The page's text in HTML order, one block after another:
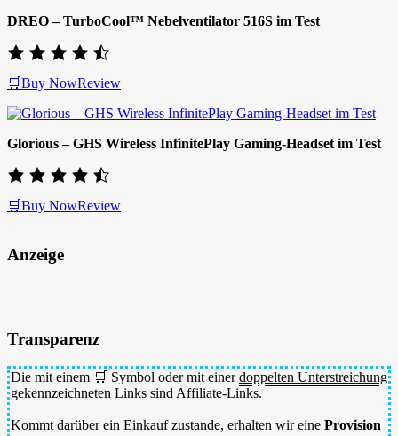
DREO – TurboCool™ Nebelventilator 516S im Test
🛒Buy NowReview
Glorious – GHS Wireless InfinitePlay Gaming-Headset im Test
🛒Buy NowReview
Anzeige
Transparenz
Die mit einem 🛒 Symbol oder mit einerdoppelten Unterstreichung
gekennzeichneten Links sind Affiliate-Links.
Kommt darüber ein Einkauf zustande, erhalten wir eine Provision